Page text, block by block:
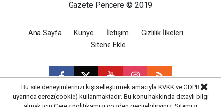
Gazete Pencere © 2019
Ana Sayfa Künye İletişim
Gizlilik İlkeleri
Sitene Ekle
Bu site deneyimlerinizi kişiselleştirmek amacıyla KVKK ve GDPR
uyarınca çerez(cookie) kullanmaktadır. Bu konu hakkında detaylı bilgi